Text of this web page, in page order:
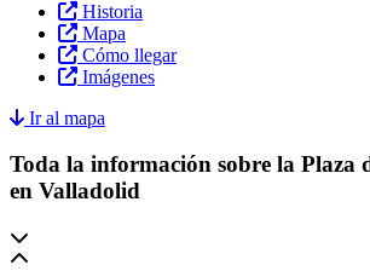
Historia
Mapa
Cómo llegar
Imágenes
Ir al mapa
Toda la información sobre la Plaza
en Valladolid